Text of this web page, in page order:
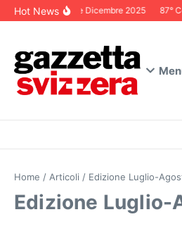
Salta al contenuto
Hot NewsEditoriale Dicembre 2025 87°
Home / Articoli / Edizione Luglio-
Edizione Luglio-